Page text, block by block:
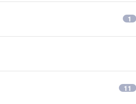
1
11